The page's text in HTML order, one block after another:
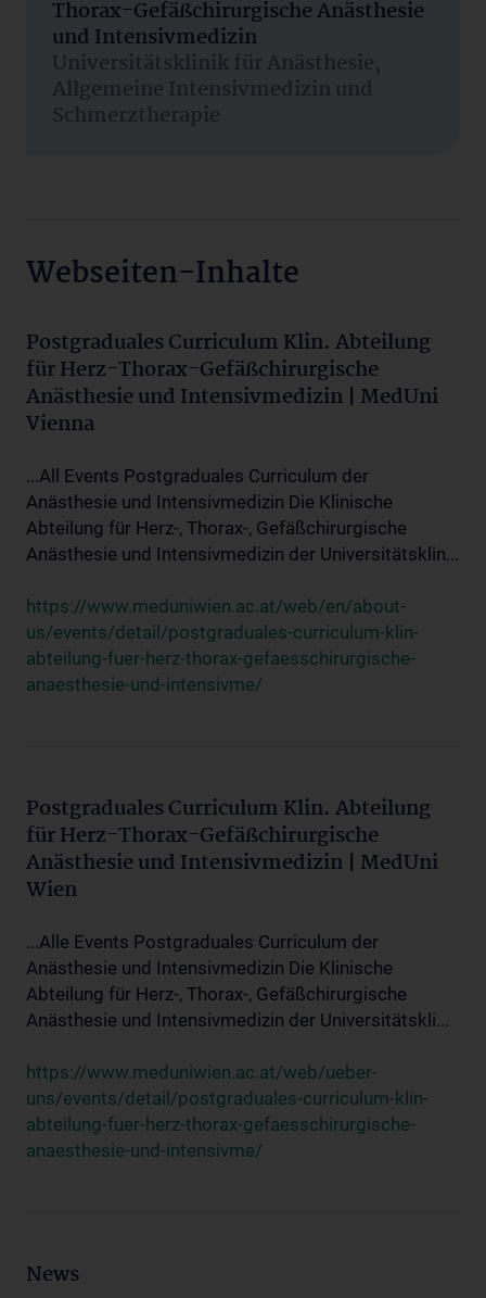
Thorax-Gefäßchirurgische Anästhesie
und Intensivmedizin
Universitätsklinik für Anästhesie,
Allgemeine Intensivmedizin und
Schmerztherapie
Webseiten-Inhalte
Postgraduales Curriculum Klin. Abteilung
für Herz-Thorax-Gefäßchirurgische
Anästhesie und Intensivmedizin | MedUni
Vienna
...All Events Postgraduales Curriculum der
Anästhesie und Intensivmedizin Die Klinische
Abteilung für Herz-, Thorax-, Gefäßchirurgische
Anästhesie und Intensivmedizin der Universitätsklin...
https://www.meduniwien.ac.at/web/en/about-
us/events/detail/postgraduales-curriculum-klin-
abteilung-fuer-herz-thorax-gefaesschirurgische-
anaesthesie-und-intensivme/
Postgraduales Curriculum Klin. Abteilung
für Herz-Thorax-Gefäßchirurgische
Anästhesie und Intensivmedizin | MedUni
Wien
...Alle Events Postgraduales Curriculum der
Anästhesie und Intensivmedizin Die Klinische
Abteilung für Herz-, Thorax-, Gefäßchirurgische
Anästhesie und Intensivmedizin der Universitätskli...
https://www.meduniwien.ac.at/web/ueber-
uns/events/detail/postgraduales-curriculum-klin-
abteilung-fuer-herz-thorax-gefaesschirurgische-
anaesthesie-und-intensivme/
News